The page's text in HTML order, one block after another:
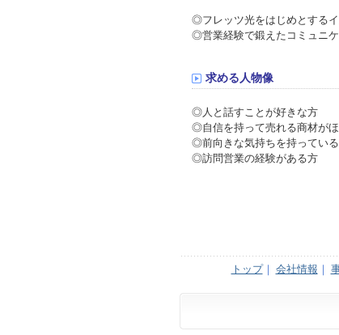
◎フレッツ光をはじめとする
◎営業経験で鍛えたコミュニ
求める人物像
◎人と話すことが好きな方
◎自信を持って売れる商材が
◎前向きな気持ちを持ってい
◎訪問営業の経験がある方
トップ｜ 会社情報